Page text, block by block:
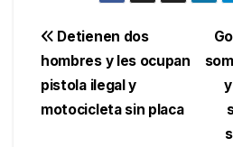
Navegación
de
entradas
Detienen dos
hombres y les ocupan
pistola ilegal y
motocicleta sin placa